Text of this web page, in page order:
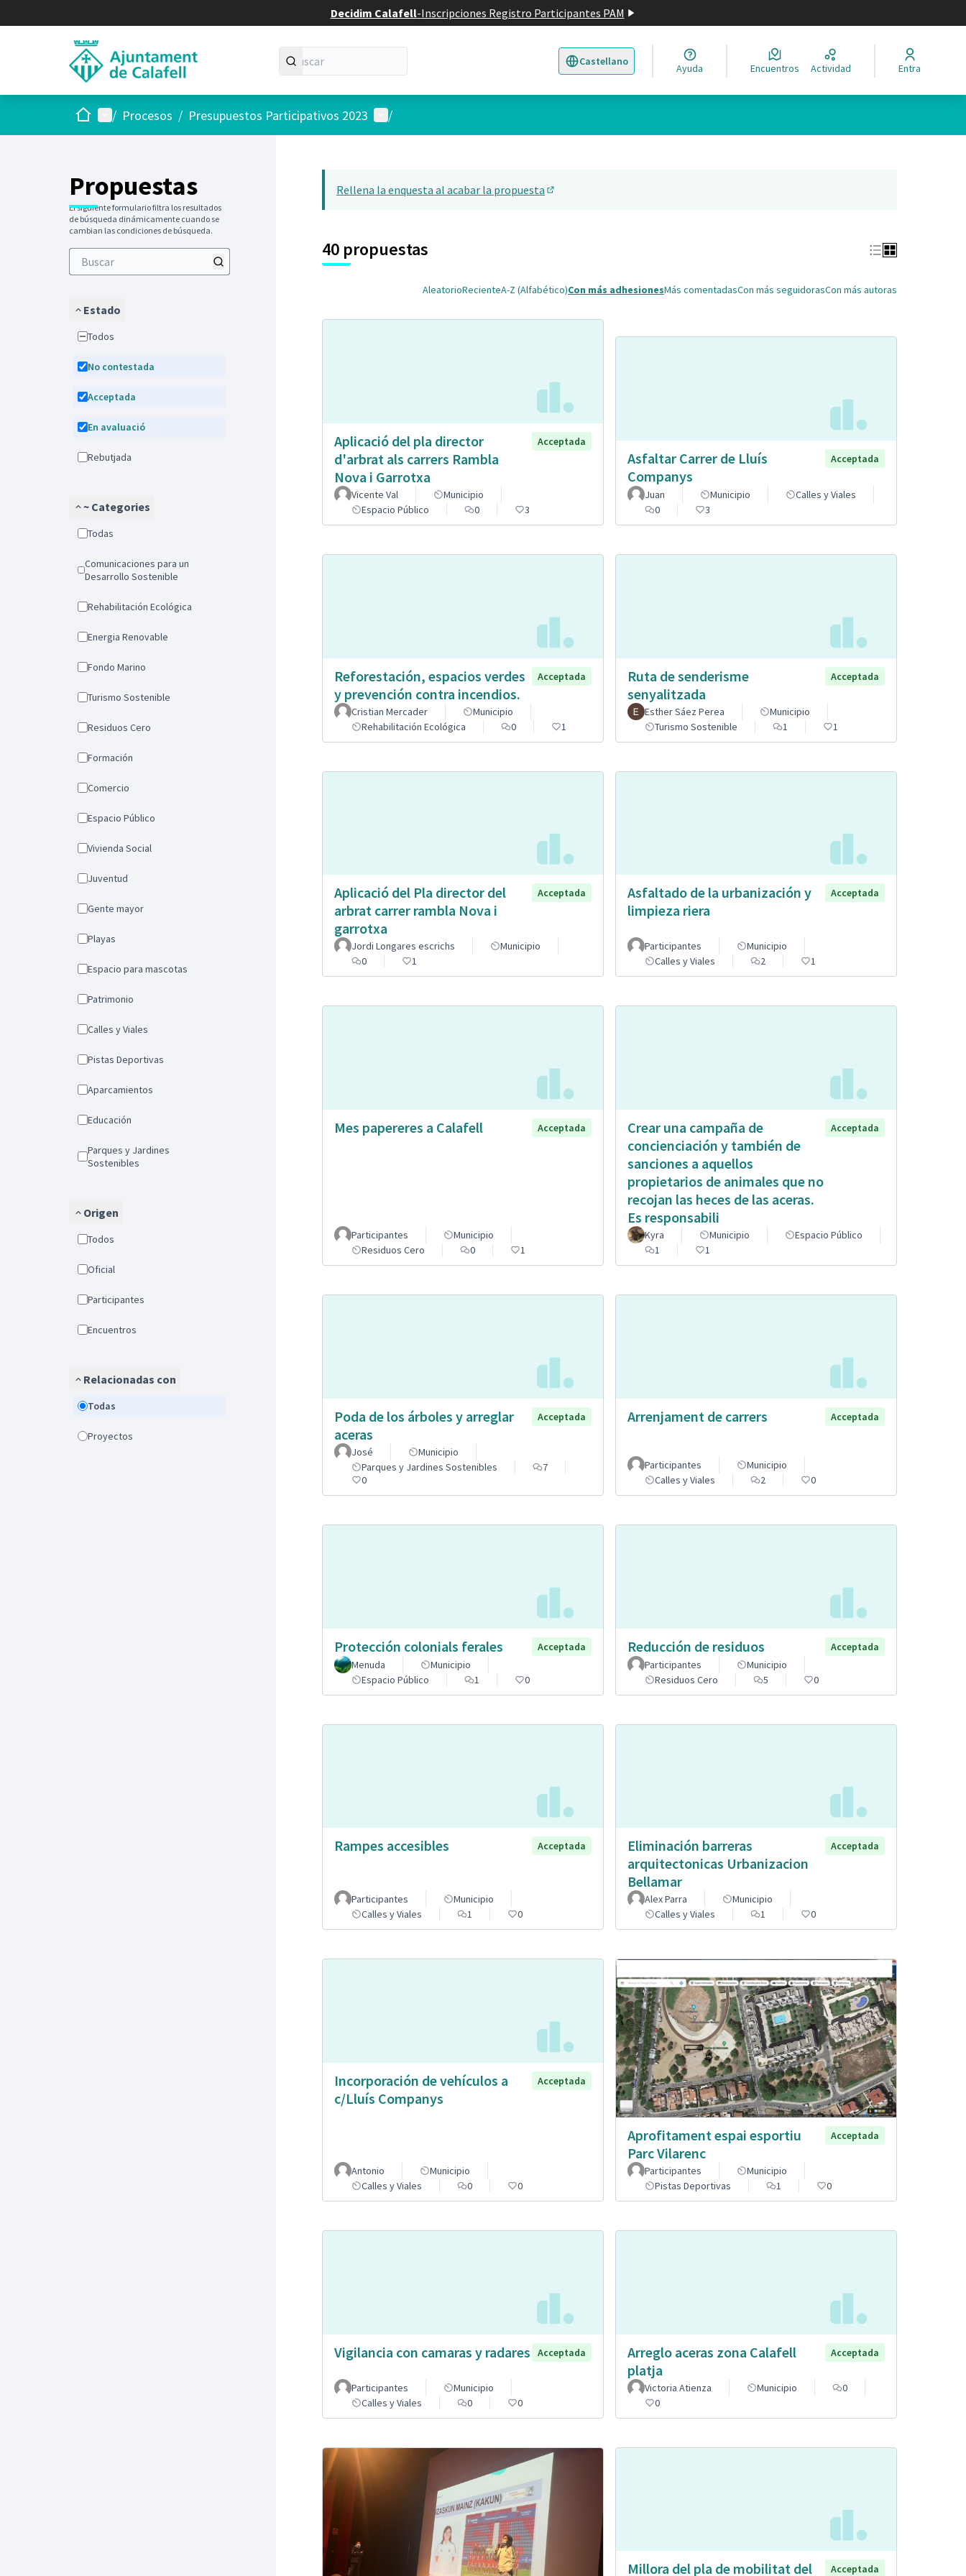
Decidim Calafell-Inscripciones Registro Participantes PAM
Castellano
Triar la llengua Elegir el idioma
Ayuda Encuentros Actividad Entra
InicioMenú principal
/ Procesos / Presupuestos Participativos 2023 Menú de usuario
/
Propuestas
El siguiente formulario filtra los resultados
de búsqueda dinámicamente cuando se
cambian las condiciones de búsqueda.
Estado
Todos
No contestada
Acceptada
En avaluació
Rebutjada
~ Categories
Todas
Comunicaciones para un
Desarrollo Sostenible
Rehabilitación Ecológica
Energia Renovable
Fondo Marino
Turismo Sostenible
Residuos Cero
Formación
Comercio
Espacio Público
Vivienda Social
Juventud
Gente mayor
Playas
Espacio para mascotas
Patrimonio
Calles y Viales
Pistas Deportivas
Aparcamientos
Educación
Parques y Jardines
Sostenibles
Origen
Todos
Oficial
Participantes
Encuentros
Relacionadas con
Todas
Proyectos
22
Rellena la enquesta al acabar la propuesta
40 propuestas
AleatorioRecienteA-Z (Alfabético)Con más adhesionesMás comentadasCon más seguidorasCon más autoras
Aplicació del pla director
d'arbrat als carrers Rambla
Nova i Garrotxa
Acceptada
Vicente Val
Municipio
Espacio Público
0 3
Asfaltar Carrer de Lluís
Companys
Acceptada
Juan Municipio
Calles y Viales
0
3
Reforestación, espacios verdes
y prevención contra incendios.
Acceptada
Cristian Mercader
Municipio
Rehabilitación Ecológica
0 1
Ruta de senderisme
senyalitzada
Acceptada
Esther Sáez Perea
Municipio
Turismo Sostenible
1 1
Aplicació del Pla director del
arbrat carrer rambla Nova i
garrotxa
Acceptada
Jordi Longares escrichs
Municipio
0
1
Asfaltado de la urbanización y
limpieza riera
Acceptada
Participantes
Municipio
Calles y Viales
2 1
Mes papereres a Calafell Acceptada
Participantes
Municipio
Residuos Cero
0 1
Crear una campaña de
concienciación y también de
sanciones a aquellos
propietarios de animales que no
recojan las heces de las aceras.
Es responsabili
Acceptada
Kyra Municipio
Espacio Público
1
1
Poda de los árboles y arreglar
aceras
Acceptada
José
Municipio
Parques y Jardines Sostenibles
7
0
Arrenjament de carrers Acceptada
Participantes
Municipio
Calles y Viales
2 0
Protección colonials ferales
Acceptada
Menuda
Municipio
Espacio Público
1 0
Reducción de residuos
Acceptada
Participantes
Municipio
Residuos Cero
5 0
Rampes accesibles Acceptada
Participantes
Municipio
Calles y Viales
1 0
Eliminación barreras
arquitectonicas Urbanizacion
Bellamar
Acceptada
Alex Parra
Municipio
Calles y Viales
1 0
Incorporación de vehículos a
c/Lluís Companys
Acceptada
Antonio
Municipio
Calles y Viales
0 0
Aprofitament espai esportiu
Parc Vilarenc
Acceptada
Participantes
Municipio
Pistas Deportivas
1 0
Vigilancia con camaras y radares Acceptada
Participantes
Municipio
Calles y Viales
0 0
Arreglo aceras zona Calafell
platja
Acceptada
Victoria Atienza Municipio
0
0
Millora del pla de mobilitat del Acceptada